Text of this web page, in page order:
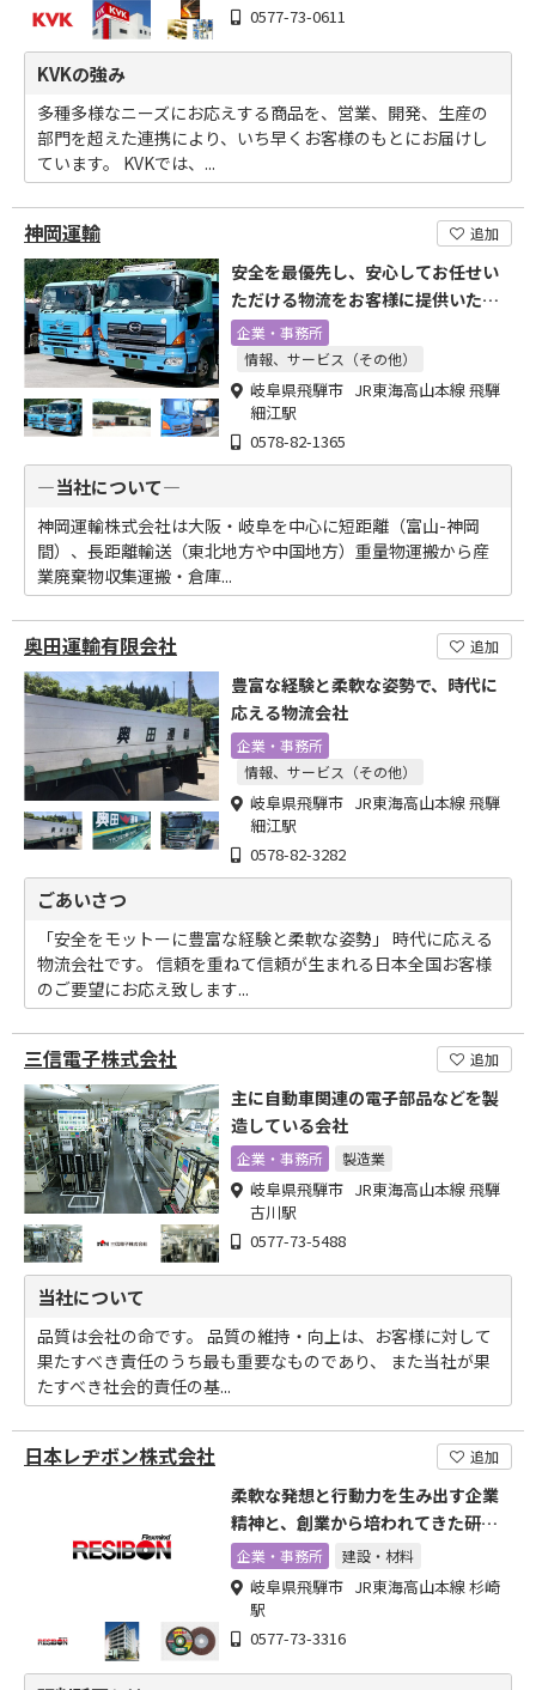
0577-73-0611
KVKの強み
多種多様なニーズにお応えする商品を、営業、開発、生産の
部門を超えた連携により、いち早くお客様のもとにお届けし
ています。 KVKでは、...
神岡運輸 追加
安全を最優先し、安心してお任せい
ただける物流をお客様に提供いたし
ます
企業・事務所
情報、サービス（その他）
岐阜県飛騨市 JR東海高山本線 飛騨
細江駅
0578-82-1365
―当社について―
神岡運輸株式会社は大阪・岐阜を中心に短距離（富山-神岡
間）、長距離輸送（東北地方や中国地方）重量物運搬から産
業廃棄物収集運搬・倉庫...
奥田運輸有限会社 追加
豊富な経験と柔軟な姿勢で、時代に
応える物流会社
企業・事務所
情報、サービス（その他）
岐阜県飛騨市 JR東海高山本線 飛騨
細江駅
0578-82-3282
ごあいさつ
「安全をモットーに豊富な経験と柔軟な姿勢」 時代に応える
物流会社です。 信頼を重ねて信頼が生まれる日本全国お客様
のご要望にお応え致します...
三信電子株式会社 追加
主に自動車関連の電子部品などを製
造している会社
企業・事務所 製造業
岐阜県飛騨市 JR東海高山本線 飛騨
古川駅
0577-73-5488
当社について
品質は会社の命です。 品質の維持・向上は、お客様に対して
果たすべき責任のうち最も重要なものであり、 また当社が果
たすべき社会的責任の基...
日本レヂボン株式会社 追加
柔軟な発想と行動力を生み出す企業
精神と、創業から培われてきた研
削・研磨技術
企業・事務所 建設・材料
岐阜県飛騨市 JR東海高山本線 杉崎
駅
0577-73-3316